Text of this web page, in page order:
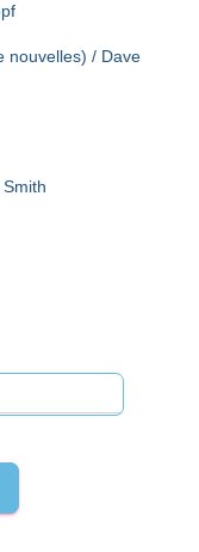
nouvelles) / Dave